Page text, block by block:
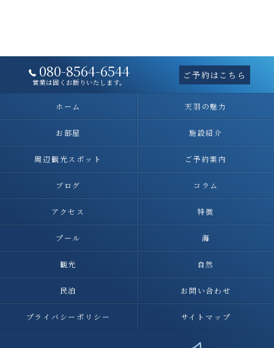
080-8564-6544
営業は固くお断りいたします。
ご予約はこちら
ホーム 天羽の魅力
お部屋 施設紹介
周辺観光スポット ご予約案内
ブログ コラム
アクセス 特徴
プール 海
観光 自然
民泊 お問い合わせ
プライバシーポリシー サイトマップ